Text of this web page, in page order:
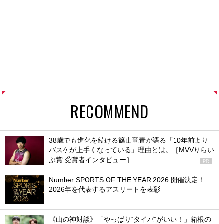
RECOMMEND
38歳でも進化を続ける篠山竜青が語る「10年前より
バスケが上手くなっている」理由とは。［MVVりらい
ぶ賞 受賞者インタビュー］
PR
Number SPORTS OF THE YEAR 2026 開催決定！
2026年を代表するアスリートを表彰
《山の神対談》「やっぱり“タイパ”がいい！」箱根の